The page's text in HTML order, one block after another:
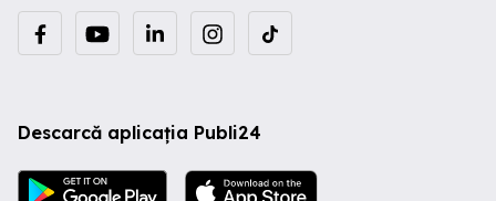
Descarcă aplicația Publi24